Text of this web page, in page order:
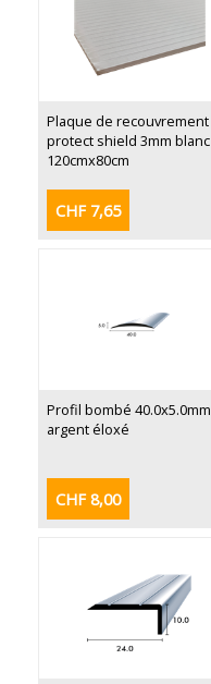
Plaque de recouvrement
protect shield 3mm blanc
120cmx80cm
CHF 7,65
Profil bombé 40.0x5.0mm
argent éloxé
CHF 8,00